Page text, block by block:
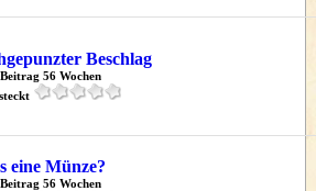
Beschlag
56 Wochen
eine Münze?
56 Wochen